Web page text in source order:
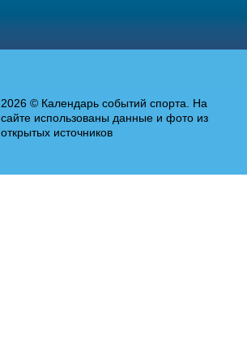
2026 © Календарь событий спорта. На
сайте использованы данные и фото из
открытых источников